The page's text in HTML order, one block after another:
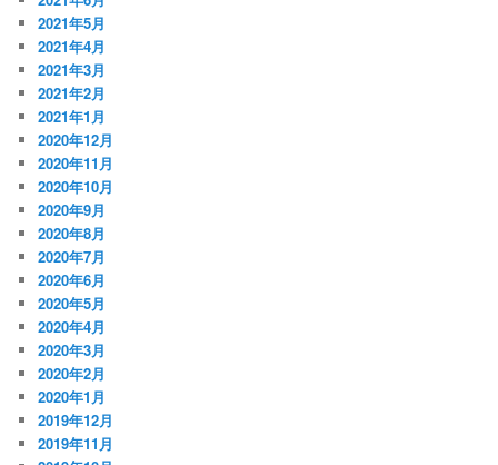
2021年5月
2021年4月
2021年3月
2021年2月
2021年1月
2020年12月
2020年11月
2020年10月
2020年9月
2020年8月
2020年7月
2020年6月
2020年5月
2020年4月
2020年3月
2020年2月
2020年1月
2019年12月
2019年11月